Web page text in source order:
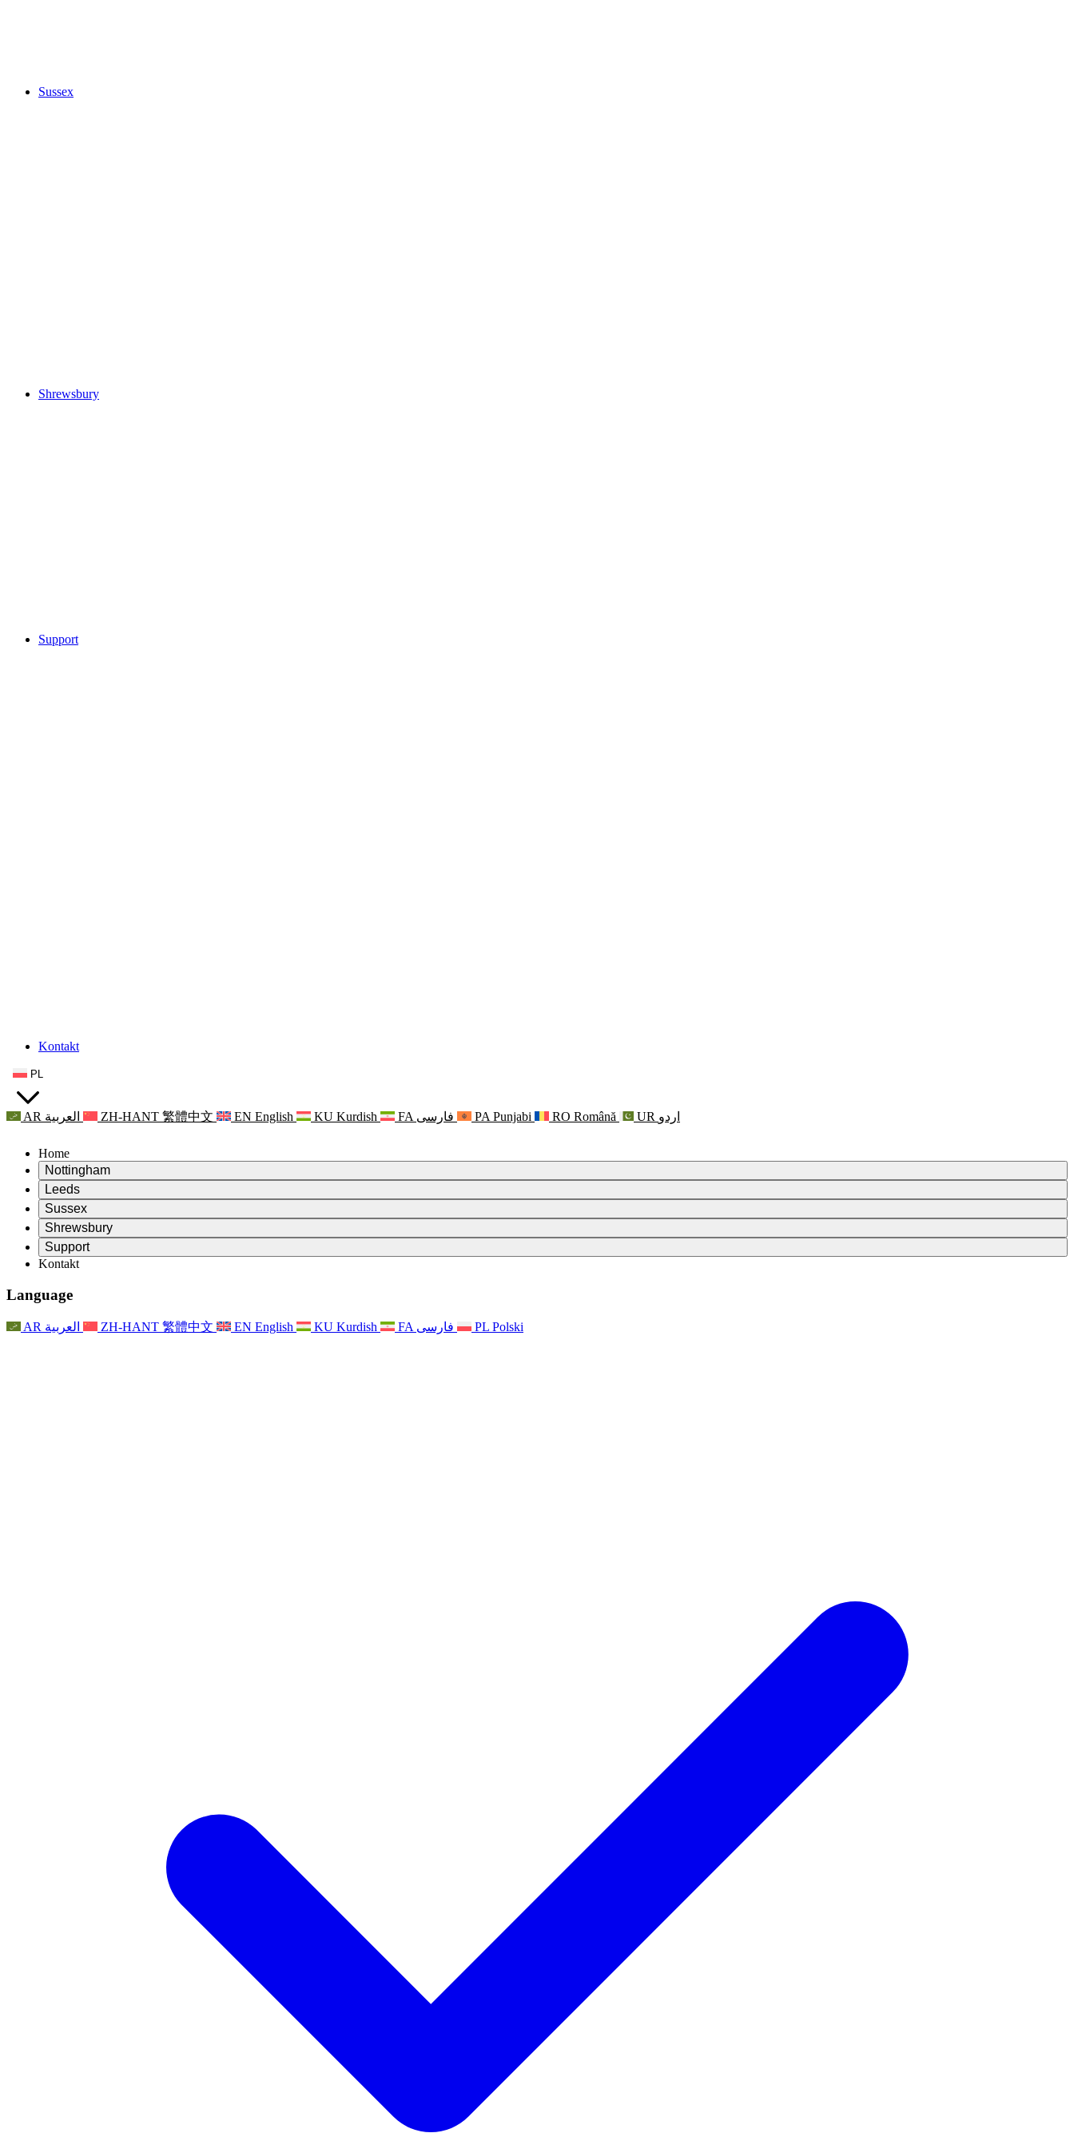
Sussex
Shrewsbury
Support
Kontakt
PL
AR العربية ZH-HANT 繁體中文 EN English KU Kurdish FA فارسی PA Punjabi RO Română UR اردو
Home
Nottingham
Review
Przewodniczący Przeglądu
Niezależny zespół recenzentów
Zakres uprawnień
Raport końcowy z niezależnego przeglądu
Często zadawane pytania
Proces przekazywania informacji zwrotnych przez rodzinę
Biuletyny informacyjne
Leeds
Review
Przewodniczący Przeglądu
Niezależny zespół recenzentów
Zakres wymagań i obowiązków
Kontakt
Wsparcie psychologiczne dla rodzin
Aktualizacje dla rodzin
Zdarzenia
For Staff
Sussex
Review
Przewodniczący Przeglądu
Niezależny zespół recenzentów
Zakres uprawnień
For Families
Aktualizacje dla rodzin
Shrewsbury
Review
Zakres zadań w zakresie oceny macierzyństwa
Raport końcowy z niezależnego przeglądu
Pierwszy raport z niezależnego przeglądu
For Families
Support
Leeds
Nottingham
Rodzinna Służba Wsparcia Psychologicznego
Wsparcie w sytuacjach kryzysowych związanych ze zdrowiem psychicznym
Usługi regionalne Nottingham
Kontakt
Language
AR العربية ZH-HANT 繁體中文 EN English KU Kurdish FA فارسی PL Polski